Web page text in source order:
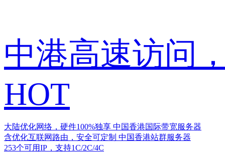
中港高速访问
HOT
大陆优化网络，硬件100%独享 中国香港国际带宽服务器
含优化互联网路由，安全可定制 中国香港站群服务器
253个可用IP，支持1C/2C/4C